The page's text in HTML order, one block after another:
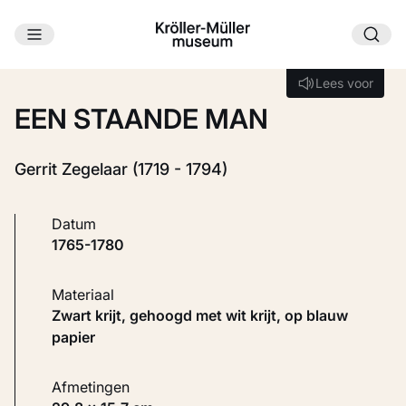
Ga naar hoofdinhoud
Lees voor
Lees voor
EEN STAANDE MAN
Gerrit Zegelaar (1719 - 1794)
Datum
1765-1780
Materiaal
Zwart krijt, gehoogd met wit krijt, op blauw
papier
Afmetingen